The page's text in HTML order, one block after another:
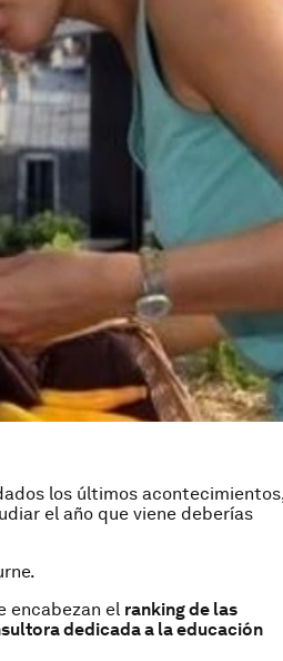
los últimos
el año que viene deberías
encabezan el ranking de las
dedicada a la educación